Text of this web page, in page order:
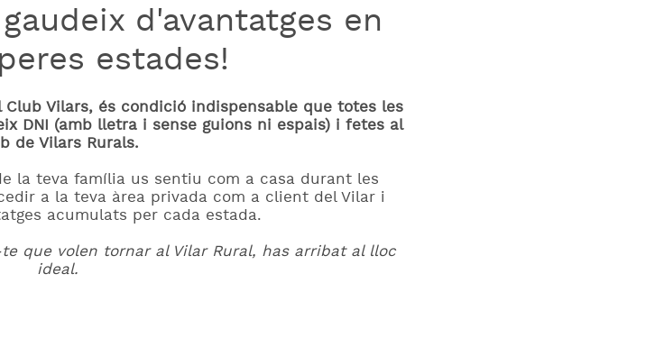
d'avantatges en
estades!
Vilars, és condició indispensable que totes les
DNI (amb lletra i sense guions ni espais) i fetes al
de Vilars Rurals.
la teva família us sentiu com a casa durant les
a la teva àrea privada com a client del Vilar i
acumulats per cada estada.
que volen tornar al Vilar Rural, has arribat al lloc
ideal.